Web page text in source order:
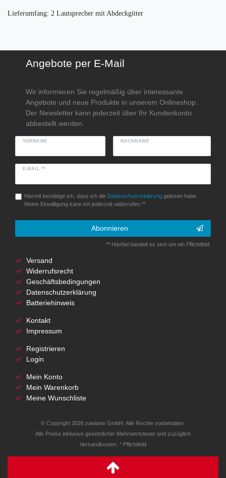
Lieferumfang: 2 Lautsprecher mit Abdeckgitter
Angebote per E-Mail
Wir informieren Sie regelmäßig über interessante
Angebote und neue Produkte in unserem Onlineshop.
Der Newsletter kann jederzeit über Ihr Kundenkonto
abbestellt werden.
VORNAME NACHNAME
E-MAIL **
Hiermit bestätige ich, dass ich die Daten­schutz­erklärunggelesen habe.
Meine Einwilligung kann ich jederzeit widerrufen.**
Abonnieren
** Hierbei handelt es sich um ein Pflichtfeld.
Versand
Widerrufsrecht
Geschäftsbedingungen
Datenschutzerklärung
Batteriehinweis
Kontakt
Impressum
Registrieren
Login
Mein Konto
Mein Warenkorb
Meine Wunschliste
© Copyright 2026 zawione GmbH. Alle Rechte vorbehalten.
Alle Preise inklusive gesetzlicher Mehrwertsteuer und zuzüglich
Versandkosten. * Pflichtfeld